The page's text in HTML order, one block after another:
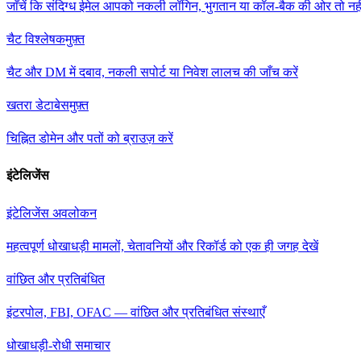
जाँचें कि संदिग्ध ईमेल आपको नकली लॉगिन, भुगतान या कॉल-बैक की ओर तो
चैट विश्लेषकमुफ़्त
चैट और DM में दबाव, नकली सपोर्ट या निवेश लालच की जाँच करें
खतरा डेटाबेसमुफ़्त
चिह्नित डोमेन और पतों को ब्राउज़ करें
इंटेलिजेंस
इंटेलिजेंस अवलोकन
महत्वपूर्ण धोखाधड़ी मामलों, चेतावनियों और रिकॉर्ड को एक ही जगह देखें
वांछित और प्रतिबंधित
इंटरपोल, FBI, OFAC — वांछित और प्रतिबंधित संस्थाएँ
धोखाधड़ी-रोधी समाचार